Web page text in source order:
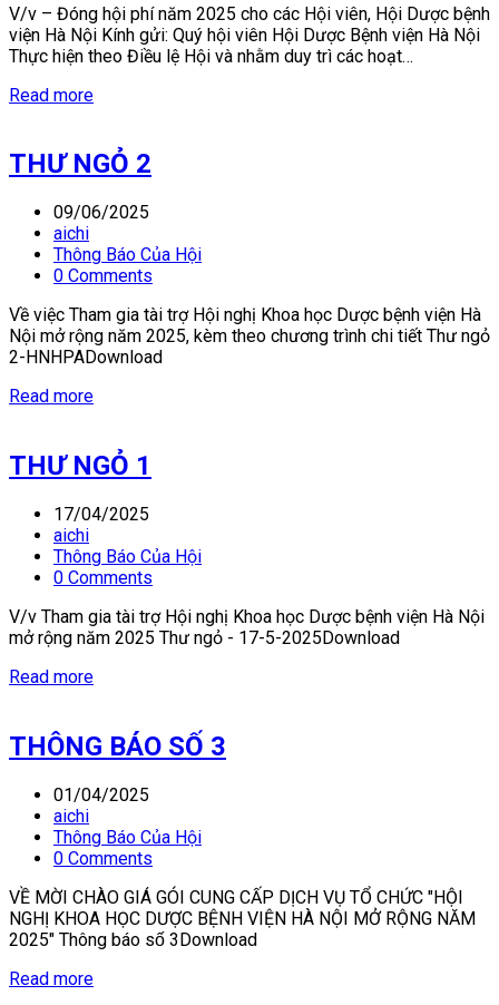
V/v – Đóng hội phí năm 2025 cho các Hội viên, Hội Dược bệnh
viện Hà Nội Kính gửi: Quý hội viên Hội Dược Bệnh viện Hà Nội
Thực hiện theo Điều lệ Hội và nhằm duy trì các hoạt…
Read more
THƯ NGỎ 2
09/06/2025
aichi
Thông Báo Của Hội
0 Comments
Về việc Tham gia tài trợ Hội nghị Khoa học Dược bệnh viện Hà
Nội mở rộng năm 2025, kèm theo chương trình chi tiết Thư ngỏ
2-HNHPADownload
Read more
THƯ NGỎ 1
17/04/2025
aichi
Thông Báo Của Hội
0 Comments
V/v Tham gia tài trợ Hội nghị Khoa học Dược bệnh viện Hà Nội
mở rộng năm 2025 Thư ngỏ - 17-5-2025Download
Read more
THÔNG BÁO SỐ 3
01/04/2025
aichi
Thông Báo Của Hội
0 Comments
VỀ MỜI CHÀO GIÁ GÓI CUNG CẤP DỊCH VỤ TỔ CHỨC "HỘI
NGHỊ KHOA HỌC DƯỢC BỆNH VIỆN HÀ NỘI MỞ RỘNG NĂM
2025" Thông báo số 3Download
Read more